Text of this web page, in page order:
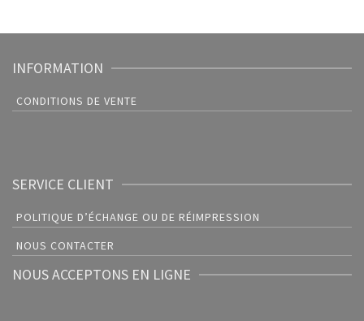
INFORMATION
CONDITIONS DE VENTE
SERVICE CLIENT
POLITIQUE D’ÉCHANGE OU DE RÉIMPRESSION
NOUS CONTACTER
NOUS ACCEPTONS EN LIGNE